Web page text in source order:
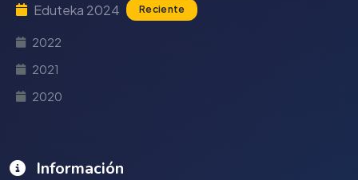
Eduteka 2024 Reciente
2022
2021
2020
Información